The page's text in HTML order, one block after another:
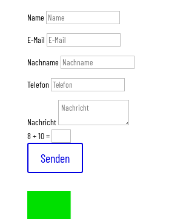
Name
E-Mail
Nachname
Telefon
Nachricht
8 + 10=
Senden